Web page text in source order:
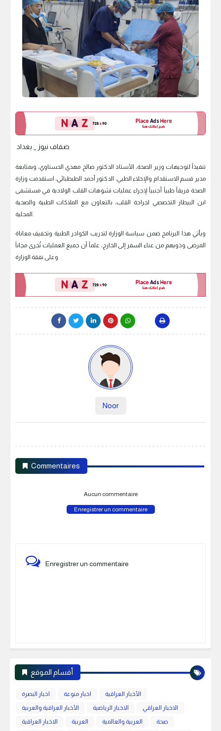
تنفيذاً لتوجيهات وزير الصحة، الأستاذ الدكتور صالح مهدي الحسناوي، وبمتابعة
مدير قسم الاستقدام والإخلاء الطبي، الدكتور أحمد الطبطبائي، استقدمت وزارة
الصحة فريقاً طبياً أجنبياً لإجراء عمليات تشوهات القلب الولادية في مستشفى
ابن البيطار التخصصي لجراحة القلب، بالتعاون مع الملاكات الطبية والصحية
المحلية.
ويأتي هذا البرنامج ضمن سياسة الوزارة لتدريب الكوادر الطبية وتخفيف معاناة
المرضى وذويهم من عناء السفر إلى الخارج، علماً أن جميع العمليات تُجرى مجاناً
وعلى نفقة الوزارة
Noor
Commentaires
Aucun commentaire
Enregistrer un commentaire
Enregistrer un commentaire
أقسام الموقع
اخبار البصرة اخبار منوعة
الأخبار العراقية
الأخبار العراقية والعربية
الاخبار الرياضية
الاخبار العراقي
الاخبار العراقية
العربية العربية والعالمية
صحة